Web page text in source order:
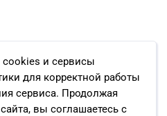
и сервисы
для корректной работы
сервиса. Продолжая
вы соглашаетесь с
ООО «Прософт-